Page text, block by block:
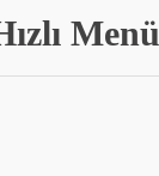
Menü